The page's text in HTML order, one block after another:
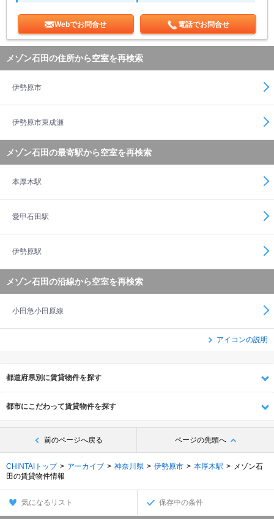
Webでお問合せ 電話でお問合せ
メゾン石田の住所から空室を再検索
伊勢原市
伊勢原市東成瀬
メゾン石田の最寄駅から空室を再検索
本厚木駅
愛甲石田駅
伊勢原駅
メゾン石田の沿線から空室を再検索
小田急小田原線
アイコンの説明
都道府県別に賃貸物件を探す
都市にこだわって賃貸物件を探す
前のページへ戻る ページの先頭へ
CHINTAIトップ アーカイブ 神奈川県 伊勢原市 本厚木駅
メゾン石
田の賃貸物件情報
気になるリスト 保存中の条件